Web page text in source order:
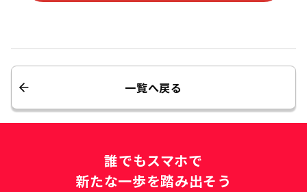
一覧へ戻る
誰でもスマホで
新たな一歩を踏み出そう